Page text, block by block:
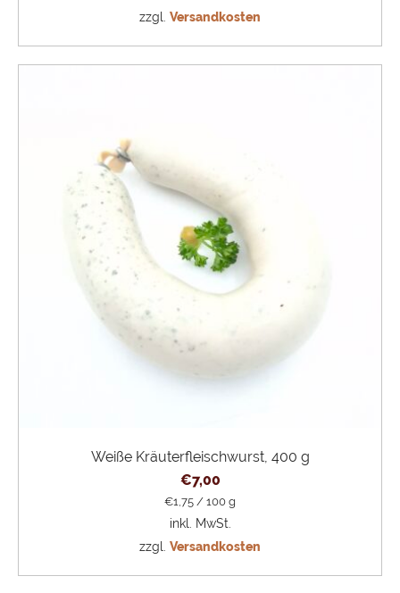
zzgl. Versandkosten
Weiße Kräuterfleischwurst, 400 g
€7,00
€1,75 / 100 g
inkl. MwSt.
zzgl. Versandkosten